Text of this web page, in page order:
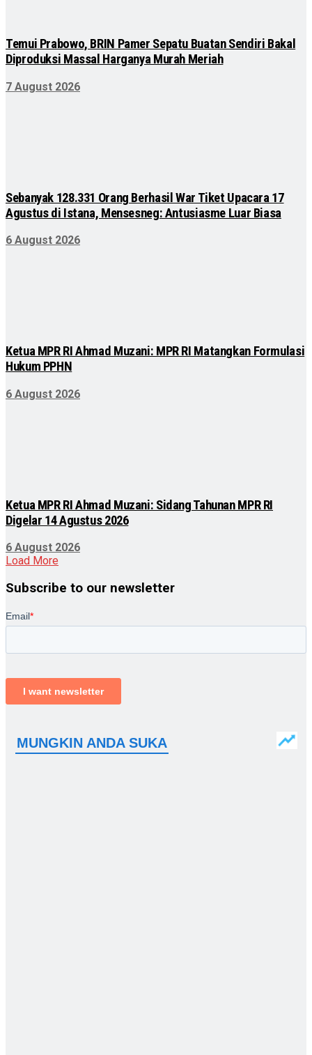
Temui Prabowo, BRIN Pamer Sepatu Buatan Sendiri Bakal
Diproduksi Massal Harganya Murah Meriah
7 August 2026
Sebanyak 128.331 Orang Berhasil War Tiket Upacara 17
Agustus di Istana, Mensesneg: Antusiasme Luar Biasa
6 August 2026
Ketua MPR RI Ahmad Muzani: MPR RI Matangkan Formulasi
Hukum PPHN
6 August 2026
Ketua MPR RI Ahmad Muzani: Sidang Tahunan MPR RI
Digelar 14 Agustus 2026
6 August 2026
Load More
Subscribe to our newsletter